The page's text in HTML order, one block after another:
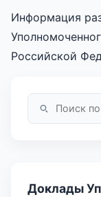
Информация
Российской
Доклады